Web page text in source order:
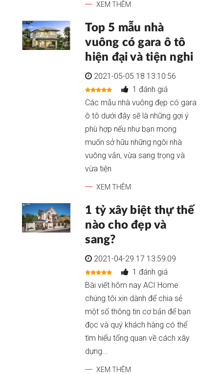
XEM THÊM
Top 5 mẫu nhà
vuông có gara ô tô
hiện đại và tiện nghi
2021-05-05 18 13:10:56
1 đánh giá
Các mẫu nhà vuông đẹp có gara
ô tô dưới đây sẽ là những gợi ý
phù hợp nếu như bạn mong
muốn sở hữu những ngôi nhà
vuông vắn, vừa sang trọng và
vừa tiện
XEM THÊM
1 tỷ xây biệt thự thế
nào cho đẹp và
sang?
2021-04-29 17 13:59:09
1 đánh giá
Bài viết hôm nay ACI Home
chúng tôi xin dành để chia sẻ
một số thông tin cơ bản để bạn
đọc và quý khách hàng có thể
tìm hiểu tổng quan về cách xây
dựng...
XEM THÊM